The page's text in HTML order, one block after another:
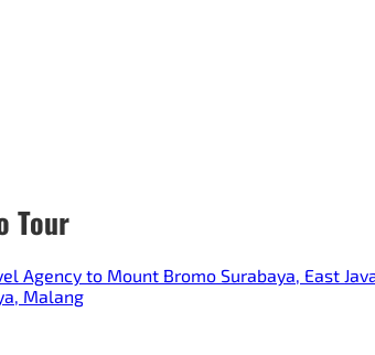
Tour
Agency to Mount Bromo Surabaya, East
Malang